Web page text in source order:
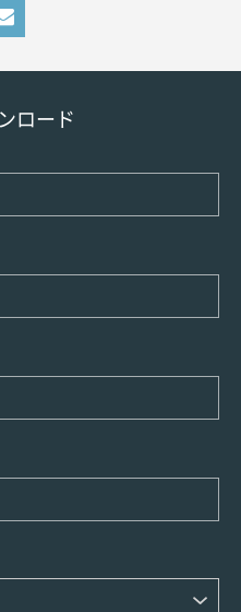
ロード